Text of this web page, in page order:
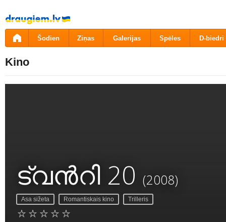
Pāriet
uz
saturu
Šodien Ziņas Galerijas Spēles D-biedri
Kino
ട്വന്‍റി 20 (2008)
Asa sižeta Romantiskais kino Trilleris